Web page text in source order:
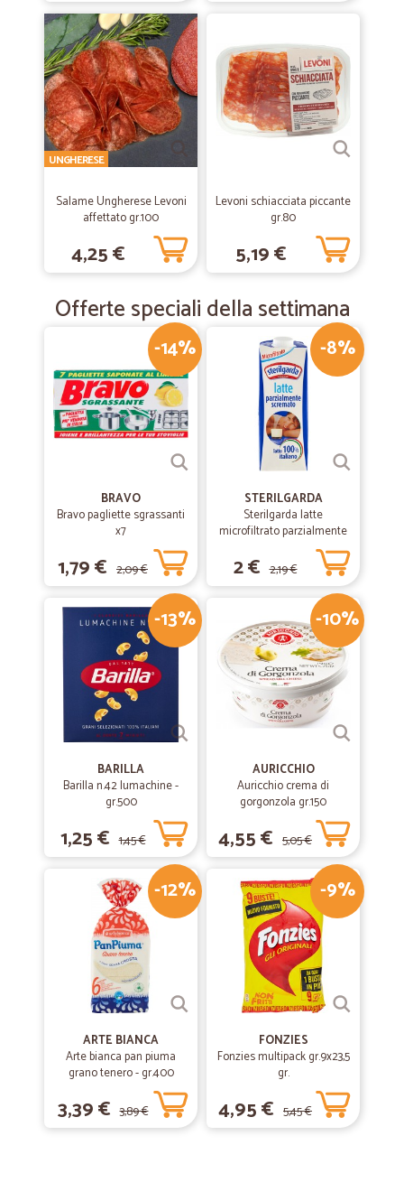
—David R.
Puntuali precisi e veloci consigliato per l'esperienza
avuta con un ordine tramite loro
Puntuali precisi e veloci consigliato per l'esperienza avuta con un
ordine tramite loro
—Salvatore C.
Consegna rapida, prezzo e qualità ottima.
21/03/2019
—Mirko Z.
Perfetti
Perfetti, in 2 giorni consegnate le patate in Sardegna.Ottimo prodotto
—Sarah F.
VALIDISSIMO
Dopo il primo ordine sono già conquistata: i prodotti sono arrivati il
giorno seguente, imballaggio perfetto, nulla da obiettare. Un metodo
per fare la spesa assolutamente consigliato.
Salame Ungherese Levoni
affettato gr.100
UNGHERESE
4,25 €
Levoni schiacciata piccante
gr.80
5,19 €
Offerte speciali della settimana
-14%
BRAVO
Bravo pagliette sgrassanti
x7
1,79 € 2,09 €
-8%
STERILGARDA
Sterilgarda latte
microfiltrato parzialmente
2 € 2,19 €
-13%
BARILLA
Barilla n.42 lumachine -
gr.500
1,25 € 1,45 €
-10%
AURICCHIO
Auricchio crema di
gorgonzola gr.150
4,55 € 5,05 €
-12%
ARTE BIANCA
Arte bianca pan piuma
grano tenero - gr.400
3,39 € 3,89 €
-9%
FONZIES
Fonzies multipack gr.9x23,5
gr.
4,95 € 5,45 €